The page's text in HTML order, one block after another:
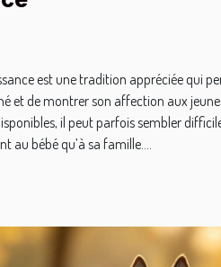
est une tradition appréciée qui
et de montrer son affection aux
il peut parfois sembler
au bébé qu’à sa famille....